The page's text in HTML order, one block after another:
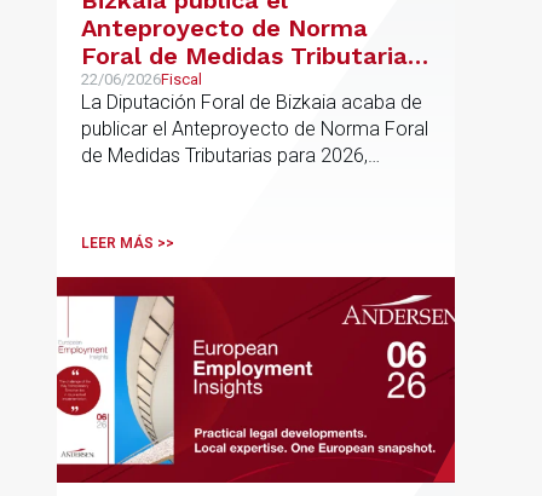
Anteproyecto de Norma
Foral de Medidas Tributarias
para 2026
22/06/2026Fiscal
La Diputación Foral de Bizkaia acaba de
publicar el Anteproyecto de Norma Foral
de Medidas Tributarias para 2026,
modificaciones que afectan
LEER MÁS >>